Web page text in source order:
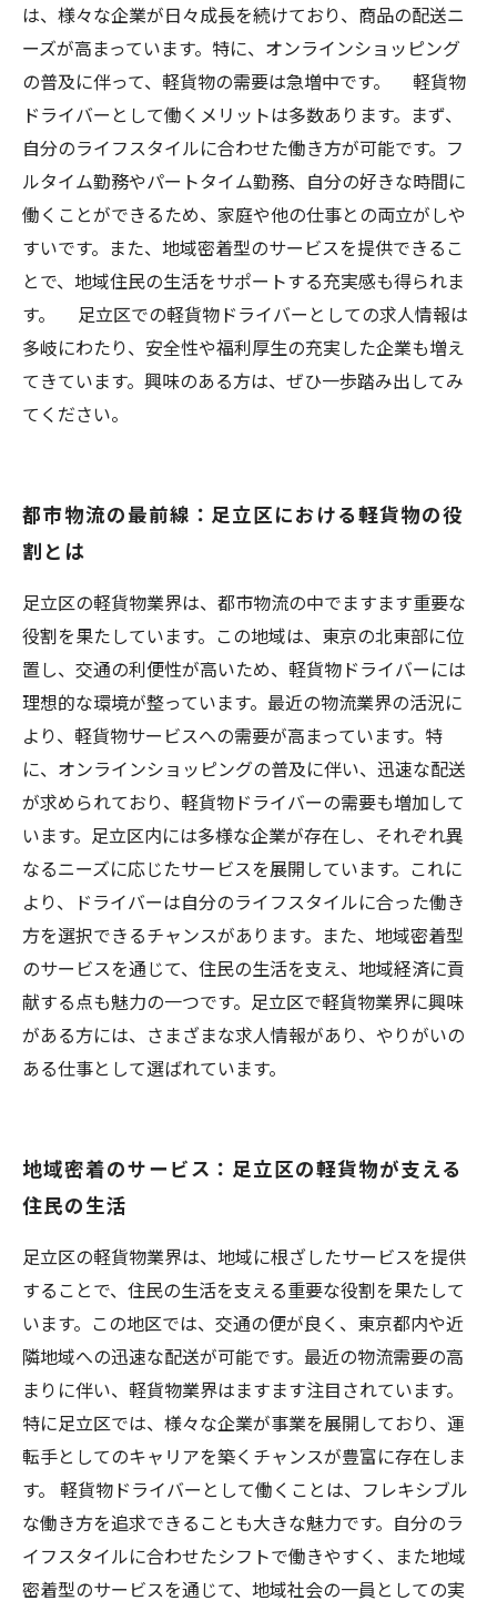
は、様々な企業が日々成長を続けており、商品の配送ニ
ーズが高まっています。特に、オンラインショッピング
の普及に伴って、軽貨物の需要は急増中です。 軽貨物
ドライバーとして働くメリットは多数あります。まず、
自分のライフスタイルに合わせた働き方が可能です。フ
ルタイム勤務やパートタイム勤務、自分の好きな時間に
働くことができるため、家庭や他の仕事との両立がしや
すいです。また、地域密着型のサービスを提供できるこ
とで、地域住民の生活をサポートする充実感も得られま
す。 足立区での軽貨物ドライバーとしての求人情報は
多岐にわたり、安全性や福利厚生の充実した企業も増え
てきています。興味のある方は、ぜひ一歩踏み出してみ
てください。
都市物流の最前線：足立区における軽貨物の役
割とは
足立区の軽貨物業界は、都市物流の中でますます重要な
役割を果たしています。この地域は、東京の北東部に位
置し、交通の利便性が高いため、軽貨物ドライバーには
理想的な環境が整っています。最近の物流業界の活況に
より、軽貨物サービスへの需要が高まっています。特
に、オンラインショッピングの普及に伴い、迅速な配送
が求められており、軽貨物ドライバーの需要も増加して
います。足立区内には多様な企業が存在し、それぞれ異
なるニーズに応じたサービスを展開しています。これに
より、ドライバーは自分のライフスタイルに合った働き
方を選択できるチャンスがあります。また、地域密着型
のサービスを通じて、住民の生活を支え、地域経済に貢
献する点も魅力の一つです。足立区で軽貨物業界に興味
がある方には、さまざまな求人情報があり、やりがいの
ある仕事として選ばれています。
地域密着のサービス：足立区の軽貨物が支える
住民の生活
足立区の軽貨物業界は、地域に根ざしたサービスを提供
することで、住民の生活を支える重要な役割を果たして
います。この地区では、交通の便が良く、東京都内や近
隣地域への迅速な配送が可能です。最近の物流需要の高
まりに伴い、軽貨物業界はますます注目されています。
特に足立区では、様々な企業が事業を展開しており、運
転手としてのキャリアを築くチャンスが豊富に存在しま
す。 軽貨物ドライバーとして働くことは、フレキシブル
な働き方を追求できることも大きな魅力です。自分のラ
イフスタイルに合わせたシフトで働きやすく、また地域
密着型のサービスを通じて、地域社会の一員としての実